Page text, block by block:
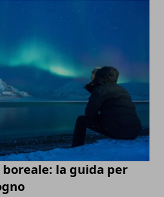
la guida per